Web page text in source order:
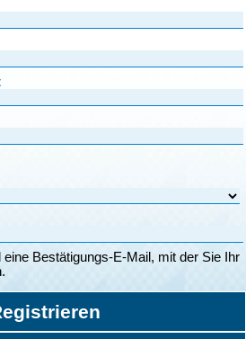
Bestätigungs-E-Mail, mit der Sie Ihr